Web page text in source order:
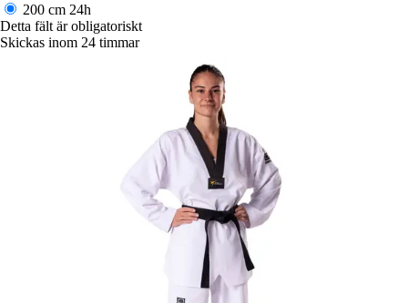
200 cm 24h
Detta fält är obligatoriskt
Skickas inom 24 timmar